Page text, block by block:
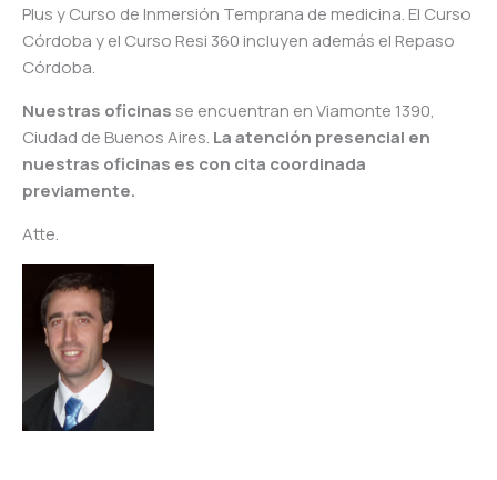
Plus y Curso de Inmersión Temprana de medicina. El Curso
Córdoba y el Curso Resi 360 incluyen además el Repaso
Córdoba.
Nuestras oficinas se encuentran en Viamonte 1390,
Ciudad de Buenos Aires. La atención presencial en
nuestras oficinas es con cita coordinada
previamente.
Atte.